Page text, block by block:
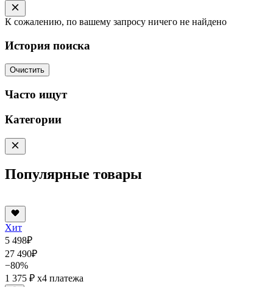
К сожалению, по вашему запросу ничего не найдено
История поиска
Очистить
Часто ищут
Категории
Популярные товары
Хит
5 498₽
27 490₽
−80%
1 375 ₽ x4 платежа